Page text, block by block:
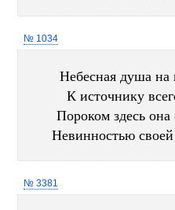
№ 1034
Небесная душа на
К источнику
Пороком здесь
Невинностью своей
№ 3381